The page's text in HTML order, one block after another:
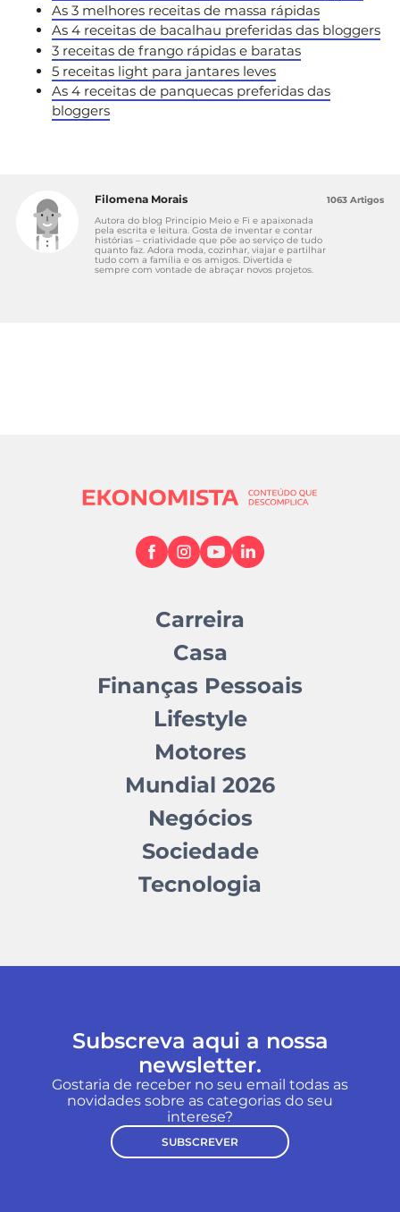
As 3 melhores receitas de massa rápidas
As 4 receitas de bacalhau preferidas das bloggers
3 receitas de frango rápidas e baratas
5 receitas light para jantares leves
As 4 receitas de panquecas preferidas das
bloggers
Filomena Morais
Autora do blog Princípio Meio e Fi e apaixonada
pela escrita e leitura. Gosta de inventar e contar
histórias – criatividade que põe ao serviço de tudo
quanto faz. Adora moda, cozinhar, viajar e partilhar
tudo com a família e os amigos. Divertida e
sempre com vontade de abraçar novos projetos.
1063 Artigos
Carreira
Casa
Finanças Pessoais
Lifestyle
Motores
Mundial 2026
Negócios
Sociedade
Tecnologia
Subscreva aqui a nossa
newsletter.
Gostaria de receber no seu email todas as
novidades sobre as categorias do seu
interese?
SUBSCREVER